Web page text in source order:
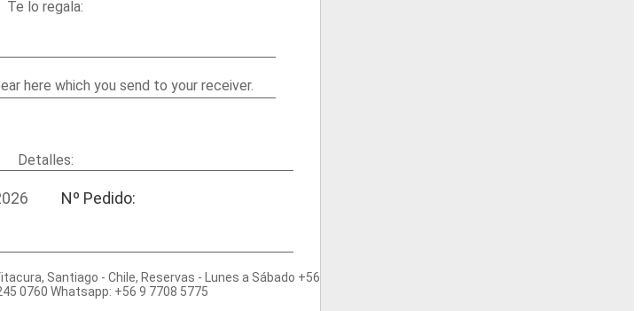
Te lo regala:
here which you send to your receiver.
Detalles:
Nº Pedido:
Santiago - Chile, Reservas - Lunes a Sábado +56
0760 Whatsapp: +56 9 7708 5775